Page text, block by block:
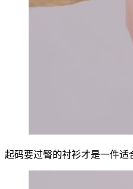
起码要过臀的衬衫才是一件适